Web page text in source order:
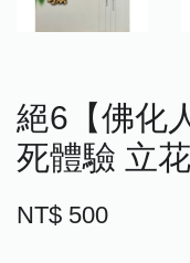
絕6【佛化
死體驗 立
NT$ 500